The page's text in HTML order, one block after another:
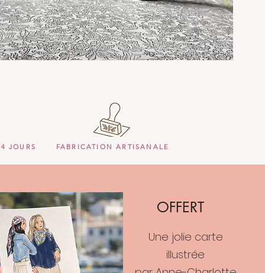
JOURS FABRICATION ARTISANALE
OFFERT
Une jolie carte
illustrée